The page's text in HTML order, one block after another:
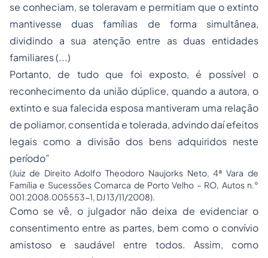
se conheciam, se toleravam e permitiam que o extinto
mantivesse duas famílias de forma simultânea,
dividindo a sua atenção entre as duas entidades
familiares (...)
Portanto, de tudo que foi exposto, é possível o
reconhecimento da união dúplice, quando a autora, o
extinto e sua falecida esposa mantiveram uma relação
de poliamor, consentida e tolerada, advindo daí efeitos
legais como a divisão dos bens adquiridos neste
período”
(Juiz de Direito Adolfo Theodoro Naujorks Neto, 4ª Vara de
Família e Sucessões Comarca de Porto Velho – RO, Autos n.°
001.2008.005553-1, DJ 13/11/2008).
Como se vê, o julgador não deixa de evidenciar o
consentimento entre as partes, bem como o convívio
amistoso e saudável entre todos. Assim, como